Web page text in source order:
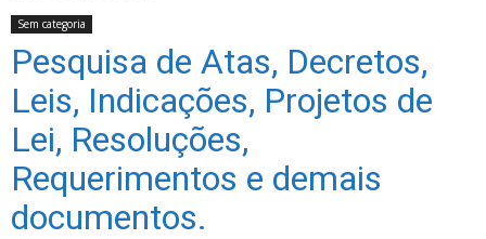
Alagoa
Sem categoria
Pesquisa de Atas, Decretos,
Leis, Indicações, Projetos de
Lei, Resoluções,
Requerimentos e demais
documentos.